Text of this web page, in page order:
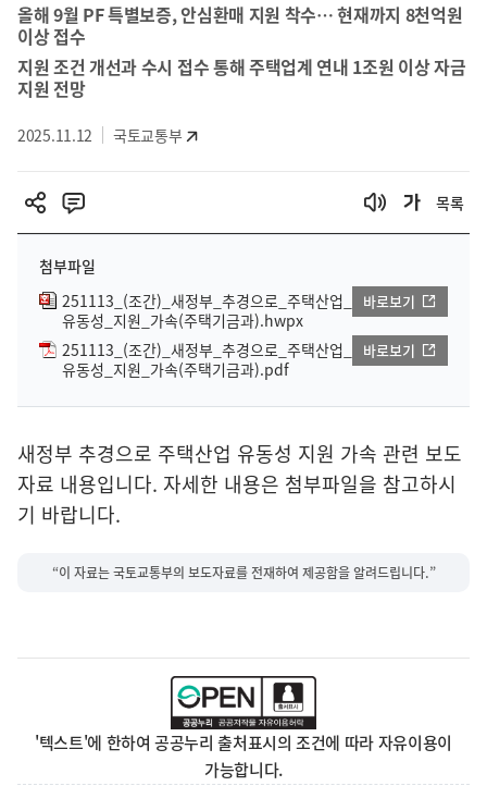
올해 9월 PF 특별보증, 안심환매 지원 착수… 현재까지 8천억원
이상 접수
지원 조건 개선과 수시 접수 통해 주택업계 연내 1조원 이상 자금
지원 전망
2025.11.12 국토교통부
목록
첨부파일
251113_(조간)_새정부_추경으로_주택산업_
유동성_지원_가속(주택기금과).hwpx
바로보기
251113_(조간)_새정부_추경으로_주택산업_
유동성_지원_가속(주택기금과).pdf
바로보기
새정부 추경으로 주택산업 유동성 지원 가속 관련 보도
자료 내용입니다. 자세한 내용은 첨부파일을 참고하시
기 바랍니다.
“이 자료는 국토교통부의 보도자료를 전재하여 제공함을 알려드립니다.”
'텍스트'에 한하여 공공누리 출처표시의 조건에 따라 자유이용이
가능합니다.